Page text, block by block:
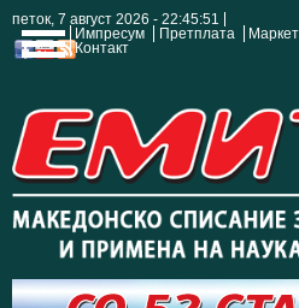
петок, 7 август 2026 - 22:45:51
Импресум
Претплата
Контакт